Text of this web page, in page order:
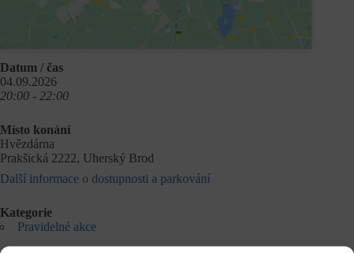
Datum / čas
04.09.2026
20:00 - 22:00
Místo konání
Hvězdárna
Prakšická 2222, Uherský Brod
Další informace o dostupnosti a parkování
Kategorie
Pravidelné akce